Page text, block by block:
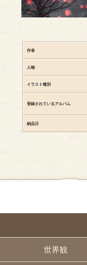
世界観
作者
人物
イラスト種別
登録されているアルバム
納品日